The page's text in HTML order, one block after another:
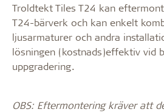
Troldtekt Tiles T24 kan
T24-bärverk och kan enkelt
ljusarmaturer och andra
lösningen (kostnads)effektiv vid
uppgradering.
OBS: Eftermontering kräver att